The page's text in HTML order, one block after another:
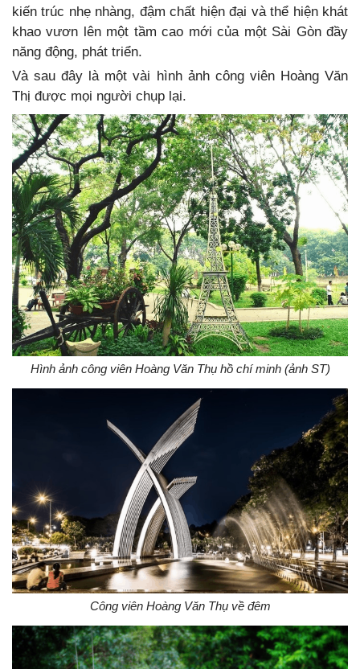
kiến trúc nhẹ nhàng, đậm chất hiện đại và thể hiện khát
khao vươn lên một tầm cao mới của một Sài Gòn đầy
năng động, phát triển.
Và sau đây là một vài hình ảnh công viên Hoàng Văn
Thị được mọi người chụp lại.
Hình ảnh công viên Hoàng Văn Thụ hồ chí minh (ảnh ST)
Công viên Hoàng Văn Thụ về đêm